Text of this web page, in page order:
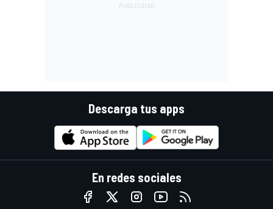
Descarga tus apps
En redes sociales